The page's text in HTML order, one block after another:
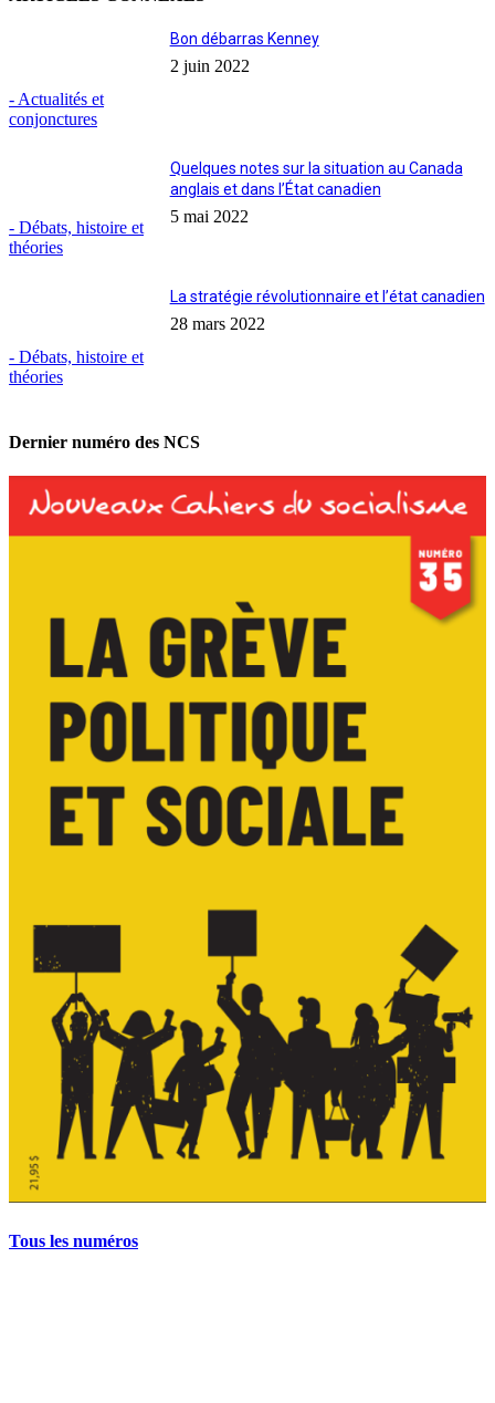
- Actualités et
conjonctures
Bon débarras Kenney
2 juin 2022
- Débats, histoire et
théories
Quelques notes sur la situation au Canada
anglais et dans l’État canadien
5 mai 2022
- Débats, histoire et
théories
La stratégie révolutionnaire et l’état canadien
28 mars 2022
Dernier numéro des NCS
Tous les numéros